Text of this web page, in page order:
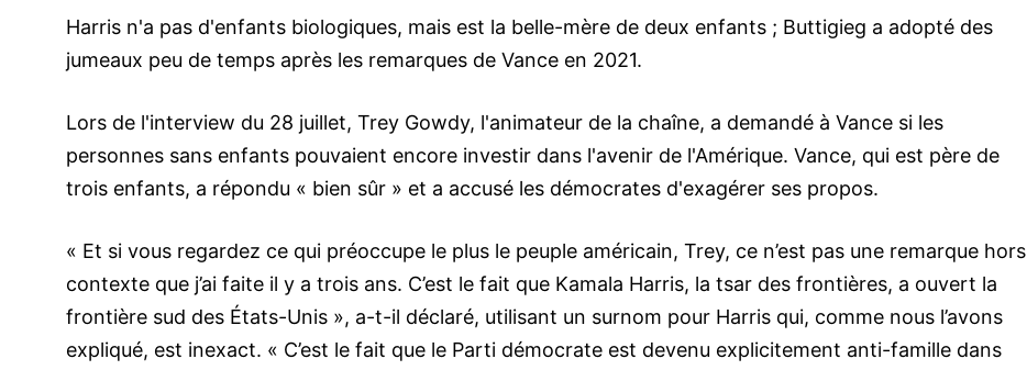
Harris n'a pas d'enfants biologiques, mais est la belle-mère de deux enfants ; Buttigieg a adopté des
jumeaux peu de temps après les remarques de Vance en 2021.
Lors de l'interview du 28 juillet, Trey Gowdy, l'animateur de la chaîne, a demandé à Vance si les
personnes sans enfants pouvaient encore investir dans l'avenir de l'Amérique. Vance, qui est père de
trois enfants, a répondu « bien sûr » et a accusé les démocrates d'exagérer ses propos.
« Et si vous regardez ce qui préoccupe le plus le peuple américain, Trey, ce n’est pas une remarque hors
contexte que j’ai faite il y a trois ans. C’est le fait que Kamala Harris, la tsar des frontières, a ouvert la
frontière sud des États-Unis », a-t-il déclaré, utilisant un surnom pour Harris qui, comme nous l’avons
expliqué, est inexact. « C’est le fait que le Parti démocrate est devenu explicitement anti-famille dans